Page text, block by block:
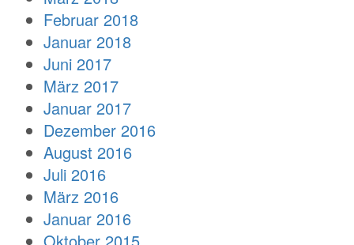
Februar 2018
Januar 2018
Juni 2017
März 2017
Januar 2017
Dezember 2016
August 2016
Juli 2016
März 2016
Januar 2016